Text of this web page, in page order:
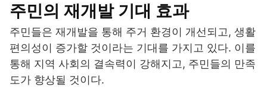
주민의 재개발 기대 효과
주민들은 재개발을 통해 주거 환경이 개선되고, 생활
편의성이 증가할 것이라는 기대를 가지고 있다. 이를
통해 지역 사회의 결속력이 강해지고, 주민들의 만족
도가 향상될 것이다.